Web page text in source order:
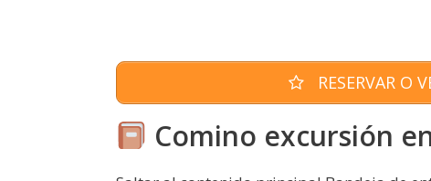
RESERVAR O
Comino excursión